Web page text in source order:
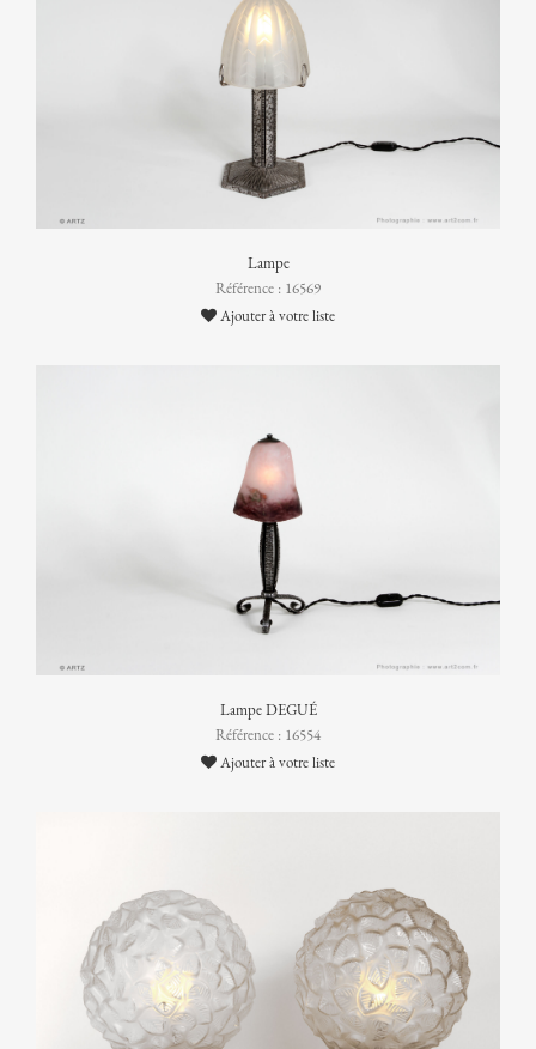
Lampe
Référence : 16569
Ajouter à votre liste
Lampe DEGUÉ
Référence : 16554
Ajouter à votre liste